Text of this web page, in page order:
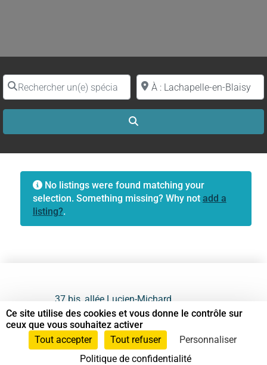
Rechercher un(e) spécialiste par nomProche de (ville ou région)
No listings were found matching your
selection. Something missing? Why not add a
listing?.
37 bis, allée Lucien-Michard
93190 Livry-Gargan
06 61 87 28 09
Ce site utilise des cookies et vous donne le contrôle sur
ceux que vous souhaitez activer
Tout accepter
Tout refuser
Personnaliser
Politique de confidentialité